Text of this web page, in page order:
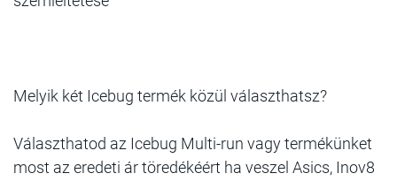
Melyik két Icebug termék közül választhatsz?
Választhatod az Icebug Multi-run vagy termékünket
most az eredeti ár töredékéért ha veszel Asics, Inov8